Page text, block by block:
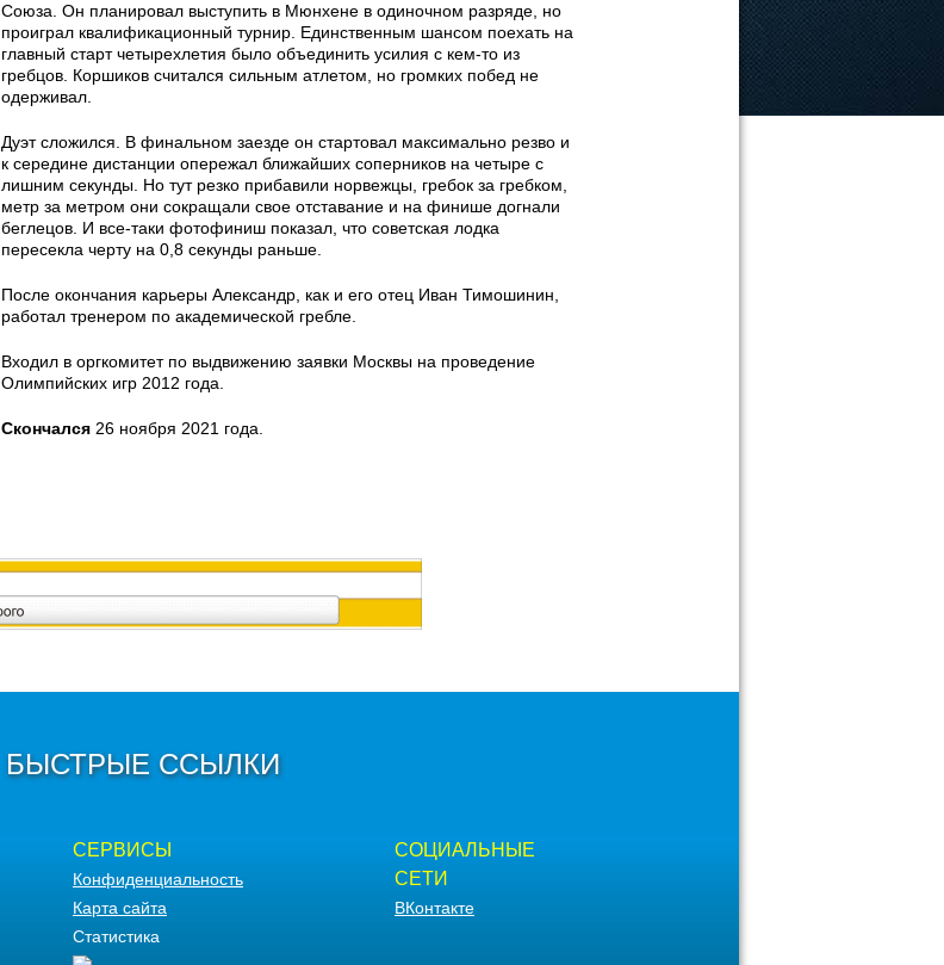
Союза. Он планировал выступить в Мюнхене в одиночном разряде, но
проиграл квалификационный турнир. Единственным шансом поехать на
главный старт четырехлетия было объединить усилия с кем-то из
гребцов. Коршиков считался сильным атлетом, но громких побед не
одерживал.
Дуэт сложился. В финальном заезде он стартовал максимально резво и
к середине дистанции опережал ближайших соперников на четыре с
лишним секунды. Но тут резко прибавили норвежцы, гребок за гребком,
метр за метром они сокращали свое отставание и на финише догнали
беглецов. И все-таки фотофиниш показал, что советская лодка
пересекла черту на 0,8 секунды раньше.
После окончания карьеры Александр, как и его отец Иван Тимошинин,
работал тренером по академической гребле.
Входил в оргкомитет по выдвижению заявки Москвы на проведение
Олимпийских игр 2012 года.
Скончался 26 ноября 2021 года.
БЫСТРЫЕ ССЫЛКИ
СЕРВИСЫ
Конфиденциальность
Карта сайта
Статистика
СОЦИАЛЬНЫЕ
СЕТИ
ВКонтакте